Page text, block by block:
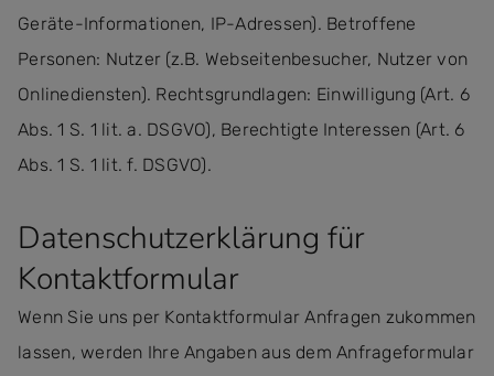
Geräte-Informationen, IP-Adressen). Betroffene
Personen: Nutzer (z.B. Webseitenbesucher, Nutzer von
Onlinediensten). Rechtsgrundlagen: Einwilligung (Art. 6
Abs. 1 S. 1 lit. a. DSGVO), Berechtigte Interessen (Art. 6
Abs. 1 S. 1 lit. f. DSGVO).
Datenschutzerklärung für
Kontaktformular
Wenn Sie uns per Kontaktformular Anfragen zukommen
lassen, werden Ihre Angaben aus dem Anfrageformular